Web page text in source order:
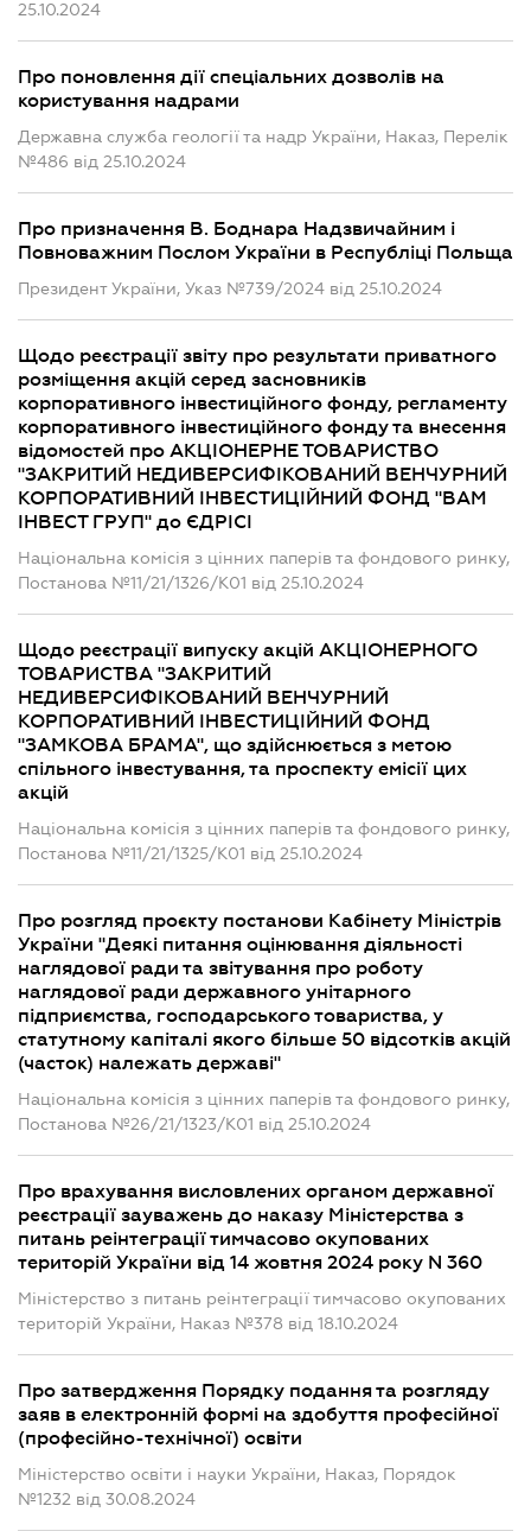
25.10.2024
Про поновлення дії спеціальних дозволів на
користування надрами
Державна служба геології та надр України, Наказ, Перелік
№486 від 25.10.2024
Про призначення В. Боднара Надзвичайним і
Повноважним Послом України в Республіці Польща
Президент України, Указ №739/2024 від 25.10.2024
Щодо реєстрації звіту про результати приватного
розміщення акцій серед засновників
корпоративного інвестиційного фонду, регламенту
корпоративного інвестиційного фонду та внесення
відомостей про АКЦІОНЕРНЕ ТОВАРИСТВО
"ЗАКРИТИЙ НЕДИВЕРСИФІКОВАНИЙ ВЕНЧУРНИЙ
КОРПОРАТИВНИЙ ІНВЕСТИЦІЙНИЙ ФОНД "ВАМ
ІНВЕСТ ГРУП" до ЄДРІСІ
Національна комісія з цінних паперів та фондового ринку,
Постанова №11/21/1326/К01 від 25.10.2024
Щодо реєстрації випуску акцій АКЦІОНЕРНОГО
ТОВАРИСТВА "ЗАКРИТИЙ
НЕДИВЕРСИФІКОВАНИЙ ВЕНЧУРНИЙ
КОРПОРАТИВНИЙ ІНВЕСТИЦІЙНИЙ ФОНД
"ЗАМКОВА БРАМА", що здійснюється з метою
спільного інвестування, та проспекту емісії цих
акцій
Національна комісія з цінних паперів та фондового ринку,
Постанова №11/21/1325/К01 від 25.10.2024
Про розгляд проєкту постанови Кабінету Міністрів
України "Деякі питання оцінювання діяльності
наглядової ради та звітування про роботу
наглядової ради державного унітарного
підприємства, господарського товариства, у
статутному капіталі якого більше 50 відсотків акцій
(часток) належать державі"
Національна комісія з цінних паперів та фондового ринку,
Постанова №26/21/1323/К01 від 25.10.2024
Про врахування висловлених органом державної
реєстрації зауважень до наказу Міністерства з
питань реінтеграції тимчасово окупованих
територій України від 14 жовтня 2024 року N 360
Міністерство з питань реінтеграції тимчасово окупованих
територій України, Наказ №378 від 18.10.2024
Про затвердження Порядку подання та розгляду
заяв в електронній формі на здобуття професійної
(професійно-технічної) освіти
Міністерство освіти і науки України, Наказ, Порядок
№1232 від 30.08.2024